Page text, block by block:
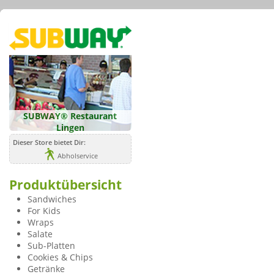
SUBWAY® Restaurant
Lingen
Dieser Store bietet Dir:
Abholservice
Produktübersicht
Sandwiches
For Kids
Wraps
Salate
Sub-Platten
Cookies & Chips
Getränke